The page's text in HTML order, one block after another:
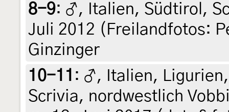
8-9: ♂, Italien, Südtirol,
Juli 2012 (Freilandfotos:
Ginzinger
10-11 : ♂, Italien,
Scrivia, nordwestlich